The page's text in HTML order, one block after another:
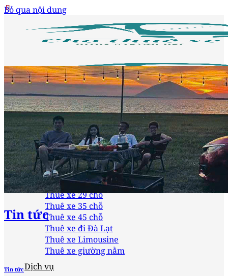
Bỏ qua nội dung
Trang chủ
Loại xe
Thuê xe 4 chỗ
Thuê xe 7 chỗ
Thuê xe 16 chỗ
Thuê xe 24 chỗ
Thuê xe 29 chỗ
Thuê xe 35 chỗ
Thuê xe 45 chỗ
Thuê xe đi Đà Lạt
Thuê xe Limousine
Thuê xe giường nằm
Dịch vụ
Tin tức
Tin tức